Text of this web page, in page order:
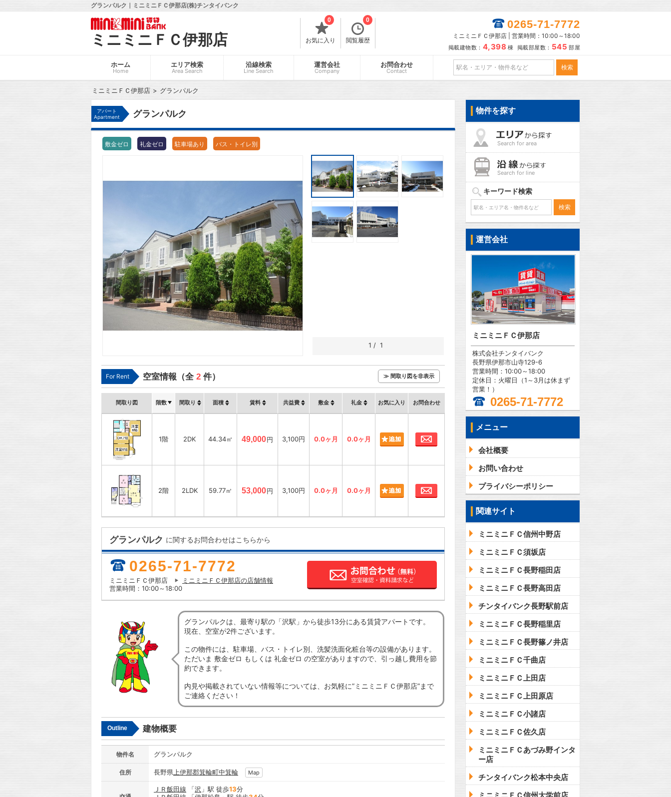
グランパルク｜ミニミニＦＣ伊那店(株)チンタイバンク
ミニミニＦＣ伊那店 お気に入り
0
閲覧履歴
0 0265-71-7772
ミニミニＦＣ伊那店 | 営業時間：10:00～18:00
掲載建物数： 4,398 棟 掲載部屋数： 545 部屋
ホーム
Home
エリア検索
Area Search
沿線検索
Line Search
運営会社
Company
お問合わせ
Contact
ミニミニＦＣ伊那店 グランパルク
アパート
Apartment
グランパルク
敷金ゼロ 礼金ゼロ 駐車場あり バス・トイレ別
1 / 1
For Rent 空室情報（全 2 件） ≫ 間取り図を非表示
間取り図 階数 間取り 面積 賃料 共益費 敷金 礼金 お気に入り お問合わせ
1階 2DK 44.34㎡ 49,000円 3,100円 0.0ヶ月 0.0ヶ月
2階 2LDK 59.77㎡ 53,000円 3,100円 0.0ヶ月 0.0ヶ月 お問合わせ
グランパルク に関するお問合わせはこちらから
0265-71-7772
ミニミニＦＣ伊那店
ミニミニＦＣ伊那店の店舗情報
営業時間：10:00～18:00
グランパルクは、最寄り駅の「沢駅」から徒歩13分にある賃貸アパートです。
現在、空室が2件ございます。
この物件には、駐車場、バス・トイレ別、洗髪洗面化粧台等の設備があります。
ただいま 敷金ゼロ もしくは 礼金ゼロ の空室がありますので、引っ越し費用を節
約できます。
内見や掲載されていない情報等については、お気軽に”ミニミニＦＣ伊那店”まで
ご連絡ください！
Outline 建物概要
物件名 グランパルク
住所 長野県 上伊那郡箕輪町中箕輪 Map
ＪＲ飯田線 「沢 」駅 徒歩13分
物件を探す
Search for area
Search for line
キーワード検索
運営会社
ミニミニＦＣ伊那店
株式会社チンタイバンク
長野県伊那市山寺129-6
営業時間：10:00～18:00
定休日：火曜日（1～3月は休まず
営業！）
0265-71-7772
メニュー
会社概要
お問い合わせ
プライバシーポリシー
関連サイト
ミニミニＦＣ信州中野店
ミニミニＦＣ須坂店
ミニミニＦＣ長野稲田店
ミニミニＦＣ長野高田店
チンタイバンク長野駅前店
ミニミニＦＣ長野稲里店
ミニミニＦＣ長野篠ノ井店
ミニミニＦＣ千曲店
ミニミニＦＣ上田店
ミニミニＦＣ上田原店
ミニミニＦＣ小諸店
ミニミニＦＣ佐久店
ミニミニＦＣあづみ野インタ
ー店
チンタイバンク松本中央店